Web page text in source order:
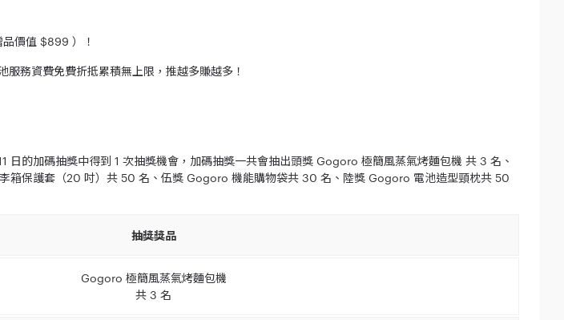
價值 $899 ）！
服務資費免費折抵累積無上限，推越多賺越多！
日的加碼抽獎中得到 1 次抽獎機會，加碼抽獎一共會抽出頭獎 Gogoro 極簡風蒸氣烤麵包機 共 3 名、
保護套（20 吋）共 50 名、伍獎 Gogoro 機能購物袋共 30 名、陸獎 Gogoro 電池造型頸枕共 50
抽獎獎品
Gogoro 極簡風蒸氣烤麵包機
共 3 名